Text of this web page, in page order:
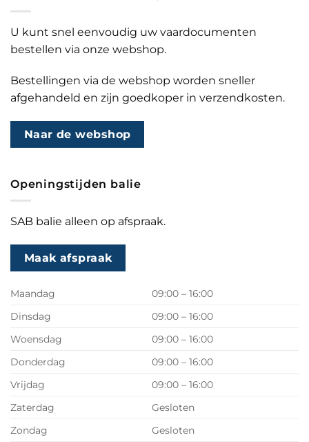
U kunt snel eenvoudig uw vaardocumenten
bestellen via onze webshop.
Bestellingen via de webshop worden sneller
afgehandeld en zijn goedkoper in verzendkosten.
Naar de webshop
Openingstijden balie
SAB balie alleen op afspraak.
Maak afspraak
Maandag
09:00 – 16:00
Dinsdag
09:00 – 16:00
Woensdag
09:00 – 16:00
Donderdag
09:00 – 16:00
Vrijdag
09:00 – 16:00
Zaterdag
Gesloten
Zondag
Gesloten